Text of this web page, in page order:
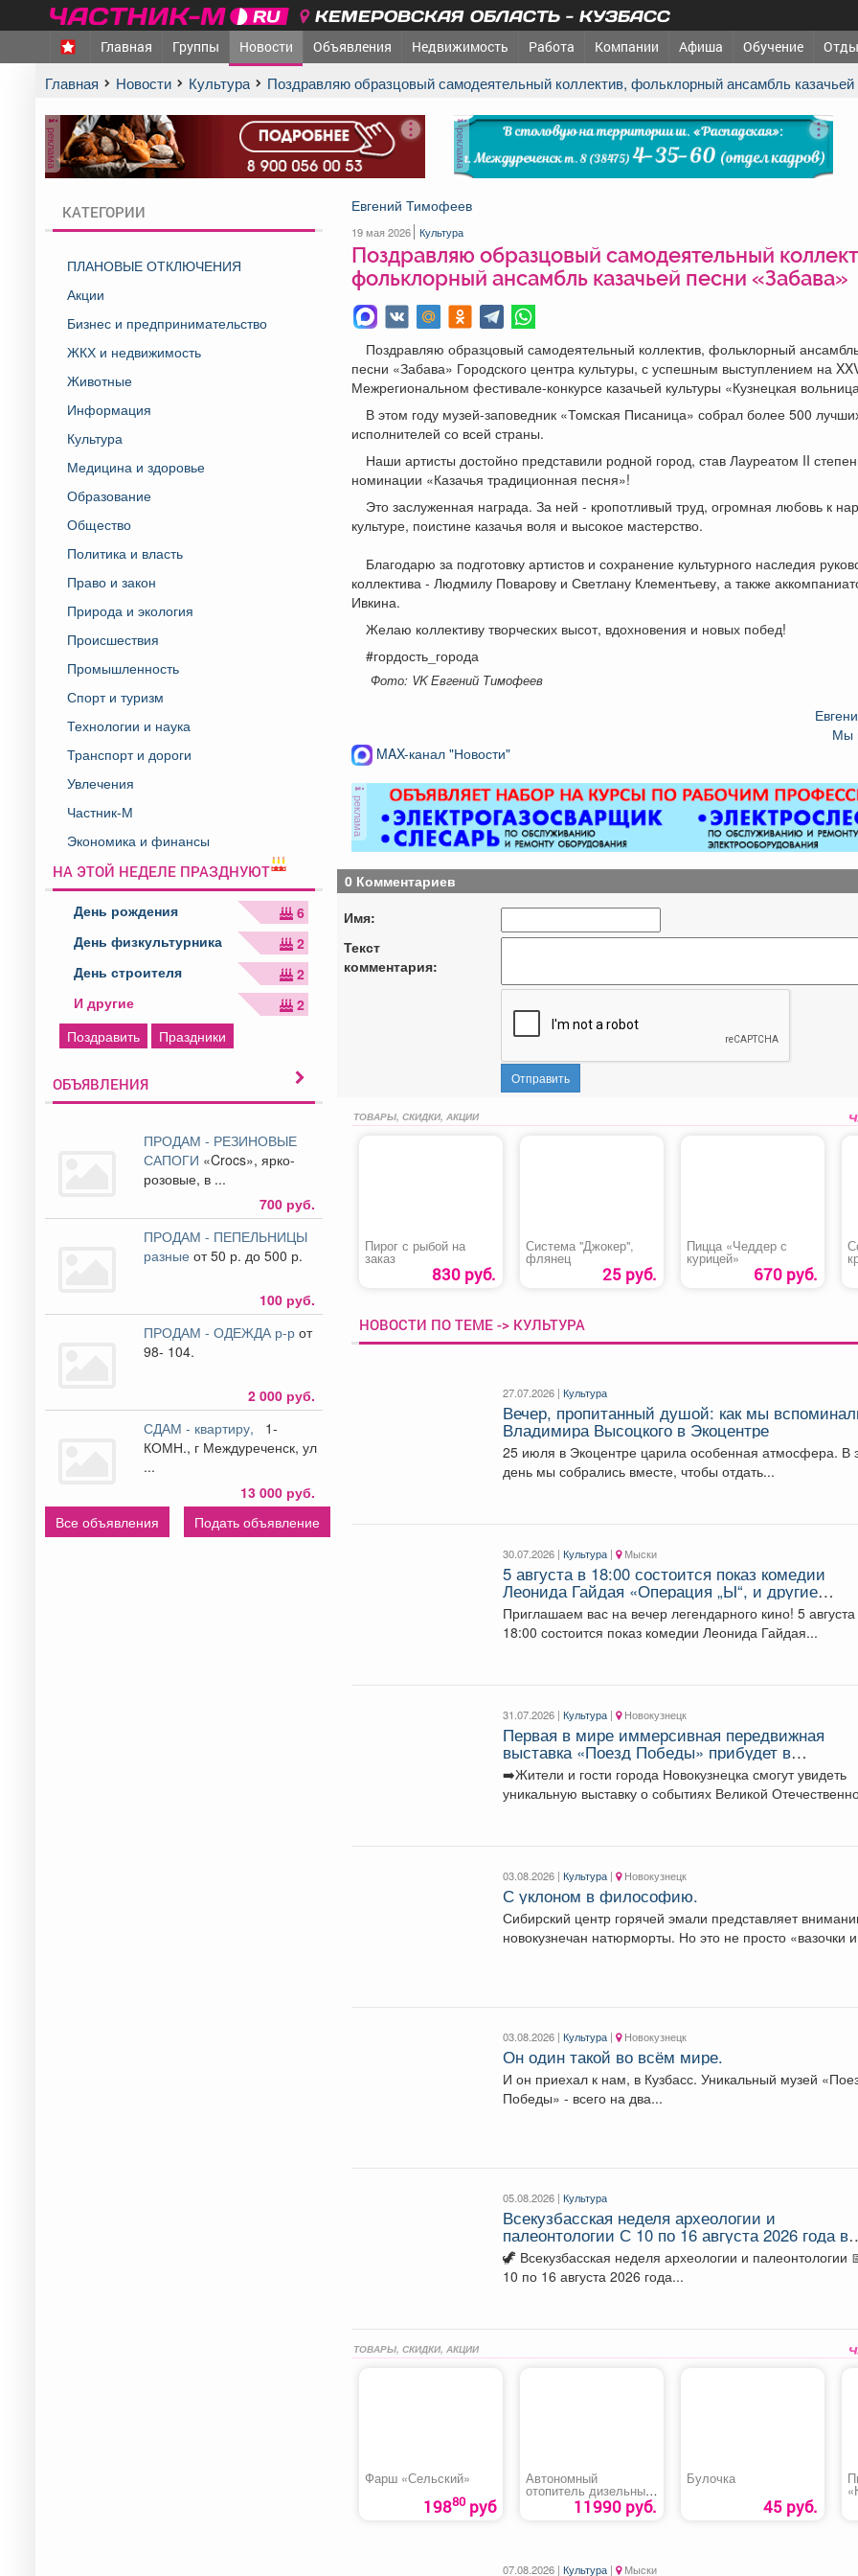
КЕМЕРОВСКАЯ ОБЛАСТЬ - КУЗБАСС
Главная Группы Новости Объявления Недвижимость Работа Компании Афиша Обучение
Главная Новости Культура Поздравляю образцовый самодеятельный коллектив, фольклорный ансамбль
реклама реклама
КАТЕГОРИИ
ПЛАНОВЫЕ ОТКЛЮЧЕНИЯ
Акции
Бизнес и предпринимательство
ЖКХ и недвижимость
Животные
Информация
Культура
Медицина и здоровье
Образование
Общество
Политика и власть
Право и закон
Природа и экология
Происшествия
Промышленность
Спорт и туризм
Технологии и наука
Транспорт и дороги
Увлечения
Частник-М
Экономика и финансы
НА ЭТОЙ НЕДЕЛЕ ПРАЗДНУЮТ
День рождения
6
День физкультурника
2
День строителя
2
И другие
2
Поздравить
Праздники
ОБЪЯВЛЕНИЯ
ПРОДАМ - РЕЗИНОВЫЕ
САПОГИ «Crocs», ярко-
розовые, в ...
700 руб.
ПРОДАМ - ПЕПЕЛЬНИЦЫ
разныеот 50 р. до 500 р.
100 руб.
ПРОДАМ - ОДЕЖДА р-рот
98- 104.
2 000 руб.
СДАМ - квартиру,
1-
КОМН., г Междуреченск, ул
...
13 000 руб.
Все объявления
Подать объявление
Евгений Тимофеев
19 мая 2026 Культура
Поздравляю образцовый самодеятельный
фольклорный ансамбль казачьей песни «Забава»
Поздравляю образцовый самодеятельный коллектив, фольклорный
песни «Забава» Городского центра культуры, с успешным выступлением на
Межрегиональном фестивале-конкурсе казачьей культуры «Кузнецкая
В этом году музей-заповедник «Томская Писаница» собрал более 500
исполнителей со всей страны.
Наши артисты достойно представили родной город, став Лауреатом II
номинации «Казачья традиционная песня»!
Это заслуженная награда. За ней - кропотливый труд, огромная любовь к
культуре, поистине казачья воля и высокое мастерство.
Благодарю за подготовку артистов и сохранение культурного наследия
коллектива - Людмилу Поварову и Светлану Клементьеву, а также
Ивкина.
Желаю коллективу творческих высот, вдохновения и новых побед!
#гордость_города
Фото: VK Евгений Тимофеев
Мы
MAX-канал "Новости"
реклама
0 Комментариев
Имя:
Текст
комментария:
Отправить
ТОВАРЫ, СКИДКИ, АКЦИИ
Пирог с рыбой на
заказ
830 руб.
Система "Джокер",
флянец
25 руб.
Пицца «Чеддер с
курицей»
670 руб.
НОВОСТИ ПО ТЕМЕ -> КУЛЬТУРА
27.07.2026 | Культура
Вечер, пропитанный душой: как мы
Владимира Высоцкого в Экоцентре
25 июля в Экоцентре царила особенная атмосфера. В
день мы собрались вместе, чтобы отдать...
30.07.2026 | Культура | Мыски
5 августа в 18:00 состоится показ комедии
Леонида Гайдая «Операция „Ы“, и другие
приключения Шурика» (1965).
Приглашаем вас на вечер легендарного кино! 5 августа
18:00 состоится показ комедии Леонида Гайдая...
31.07.2026 | Культура | Новокузнецк
Первая в мире иммерсивная передвижная
выставка «Поезд Победы» прибудет в
Кемеровскую область.
➡️Жители и гости города Новокузнецка смогут увидеть
уникальную выставку о событиях Великой
03.08.2026 | Культура | Новокузнецк
С уклоном в философию.
Сибирский центр горячей эмали представляет вниманию
новокузнечан натюрморты. Но это не просто «вазочки
03.08.2026 | Культура | Новокузнецк
Он один такой во всём мире.
И он приехал к нам, в Кузбасс. Уникальный музей
Победы» - всего на два...
05.08.2026 | Культура
Всекузбасская неделя археологии и
палеонтологии С 10 по 16 августа 2026 года в
музеях Кузбасса пройдет Неделя археологии
палеонтологии, приуроченная ко Дню
(15 августа) и Дню палеон
🦖 Всекузбасская неделя археологии и палеонтологии 📅 С
10 по 16 августа 2026 года...
ТОВАРЫ, СКИДКИ, АКЦИИ
Фарш «Сельский»
19880руб
Автономный
отопитель дизельный
11990 руб.
Булочка
45 руб.
07.08.2026 | Культура | Мыски